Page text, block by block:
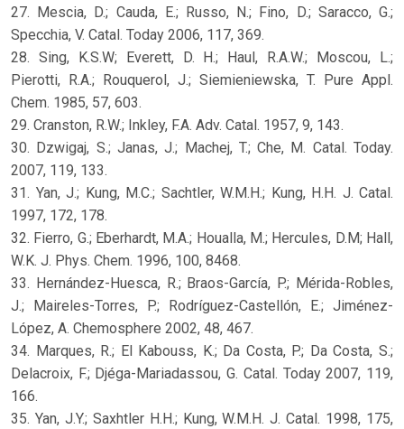
27. Mescia, D.; Cauda, E.; Russo, N.; Fino, D.; Saracco, G.;
Specchia, V. Catal. Today 2006, 117, 369.
28. Sing, K.S.W; Everett, D. H.; Haul, R.A.W.; Moscou, L.;
Pierotti, R.A.; Rouquerol, J.; Siemieniewska, T. Pure Appl.
Chem. 1985, 57, 603.
29. Cranston, R.W.; Inkley, F.A. Adv. Catal. 1957, 9, 143.
30. Dzwigaj, S.; Janas, J.; Machej, T.; Che, M. Catal. Today.
2007, 119, 133.
31. Yan, J.; Kung, M.C.; Sachtler, W.M.H.; Kung, H.H. J. Catal.
1997, 172, 178.
32. Fierro, G.; Eberhardt, M.A.; Houalla, M.; Hercules, D.M; Hall,
W.K. J. Phys. Chem. 1996, 100, 8468.
33. Hernández-Huesca, R.; Braos-García, P.; Mérida-Robles,
J.; Maireles-Torres, P.; Rodríguez-Castellón, E.; Jiménez-
López, A. Chemosphere 2002, 48, 467.
34. Marques, R.; El Kabouss, K.; Da Costa, P.; Da Costa, S.;
Delacroix, F.; Djéga-Mariadassou, G. Catal. Today 2007, 119,
166.
35. Yan, J.Y.; Saxhtler H.H.; Kung, W.M.H. J. Catal. 1998, 175,